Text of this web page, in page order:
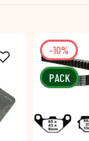
PACK
-10%